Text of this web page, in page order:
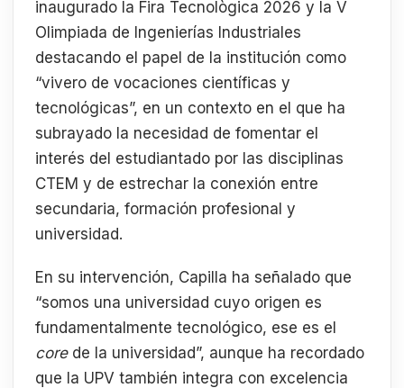
inaugurado la Fira Tecnològica 2026 y la V
Olimpiada de Ingenierías Industriales
destacando el papel de la institución como
“vivero de vocaciones científicas y
tecnológicas”, en un contexto en el que ha
subrayado la necesidad de fomentar el
interés del estudiantado por las disciplinas
CTEM y de estrechar la conexión entre
secundaria, formación profesional y
universidad.
En su intervención, Capilla ha señalado que
“somos una universidad cuyo origen es
fundamentalmente tecnológico, ese es el
core de la universidad”, aunque ha recordado
que la UPV también integra con excelencia